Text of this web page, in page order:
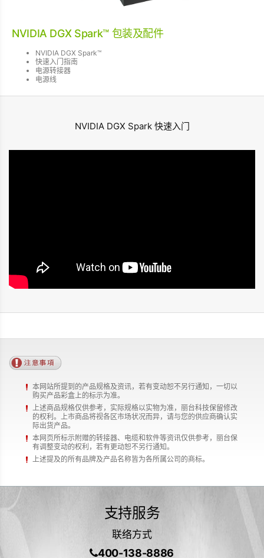
NVIDIA DGX Spark™ 包装及配件
NVIDIA DGX Spark™
快速入门指南
电源转接器
电源线
NVIDIA DGX Spark 快速入门
本网站所提到的产品规格及资讯，若有变动恕不另行通知，一切以
购买产品彩盒上的标示为准。
上述商品规格仅供参考，实际规格以实物为准，丽台科技保留修改
的权利。上市商品将视各区市场状况而异，请与您的供应商确认实
际出货产品。
本网页所标示附赠的转接器、电缆和软件等资讯仅供参考，丽台保
有调整变动的权利，若有更动恕不另行通知。
上述提及的所有品牌及产品名称皆为各所属公司的商标。
支持服务
联络方式
400-138-8886